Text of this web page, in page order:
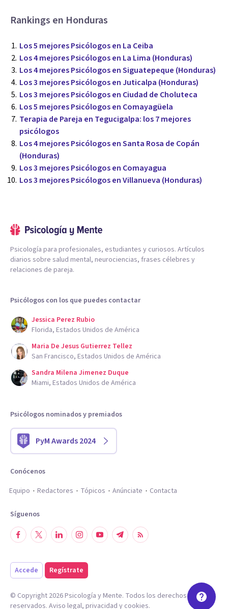
Rankings en Honduras
Los 5 mejores Psicólogos en La Ceiba
Los 4 mejores Psicólogos en La Lima (Honduras)
Los 4 mejores Psicólogos en Siguatepeque (Honduras)
Los 3 mejores Psicólogos en Juticalpa (Honduras)
Los 3 mejores Psicólogos en Ciudad de Choluteca
Los 5 mejores Psicólogos en Comayagüela
Terapia de Pareja en Tegucigalpa: los 7 mejores
psicólogos
Los 4 mejores Psicólogos en Santa Rosa de Copán
(Honduras)
Los 3 mejores Psicólogos en Comayagua
Los 3 mejores Psicólogos en Villanueva (Honduras)
Psicología para profesionales, estudiantes y curiosos. Artículos
diarios sobre salud mental, neurociencias, frases célebres y
relaciones de pareja.
Psicólogos con los que puedes contactar
Jessica Perez Rubio
Florida, Estados Unidos de América
Maria De Jesus Gutierrez Tellez
San Francisco, Estados Unidos de América
Sandra Milena Jimenez Duque
Miami, Estados Unidos de América
Psicólogos nominados y premiados
PyM Awards 2024
Conócenos
Equipo
Redactores Tópicos Anúnciate Contacta
Síguenos
Accede Regístrate
© Copyright 2026Psicología y Mente. Todos los derechos
reservados. Aviso legal, privacidad y cookies.